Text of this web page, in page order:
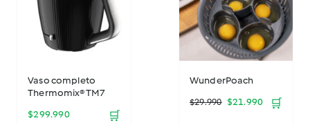
Vaso completo
Thermomix® TM7
$299.990 🛒
WunderPoach
$29.990 El
$21.990El 🛒